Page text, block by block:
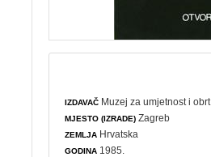
IZDAVAČ Muzej za umjetnost i obrt
MJESTO (IZRADE) Zagreb
ZEMLJA Hrvatska
GODINA 1985.